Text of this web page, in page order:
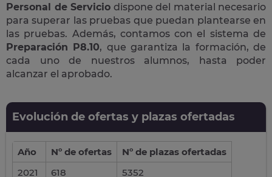
Personal de Servicio dispone del material necesario
para superar las pruebas que puedan plantearse en
las pruebas. Además, contamos con el sistema de
Preparación P8.10, que garantiza la formación, de
cada uno de nuestros alumnos, hasta poder
alcanzar el aprobado.
Evolución de ofertas y plazas ofertadas
Año Nº de ofertas
Nº de plazas ofertadas
2021
618 5352